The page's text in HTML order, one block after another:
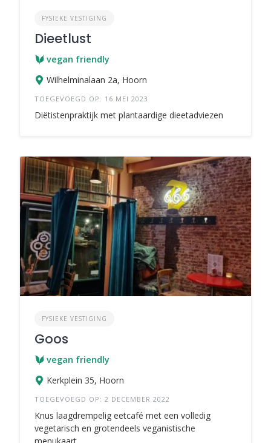
FYSIEKE VESTIGING
Dieetlust
vegan friendly
Wilhelminalaan 2a, Hoorn
TOEGEVOEGD OP: 16 MEI 2023
Diëtistenpraktijk met plantaardige dieetadviezen
FYSIEKE VESTIGING
Goos
vegan friendly
Kerkplein 35, Hoorn
TOEGEVOEGD OP: 2 DECEMBER 2022
Knus laagdrempelig eetcafé met een volledig
vegetarisch en grotendeels veganistische